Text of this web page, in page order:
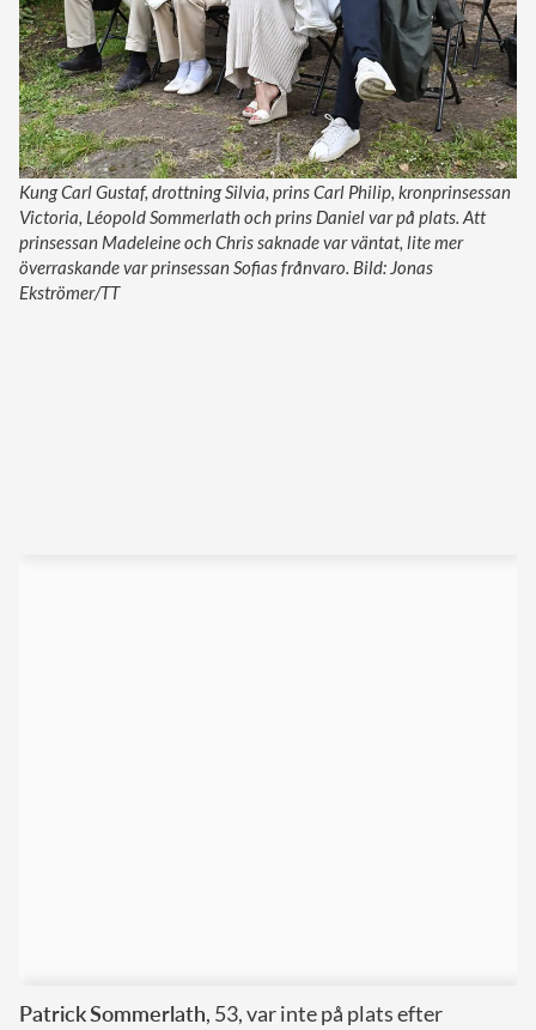
Kung Carl Gustaf, drottning Silvia, prins Carl Philip, kronprinsessan
Victoria, Léopold Sommerlath och prins Daniel var på plats. Att
prinsessan Madeleine och Chris saknade var väntat, lite mer
överraskande var prinsessan Sofias frånvaro. Bild: Jonas
Ekströmer/TT
PatrickSommerlath, 53, var inte på plats efter